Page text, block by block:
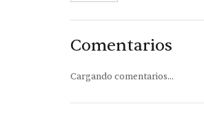
Comentarios
Cargando comentarios...